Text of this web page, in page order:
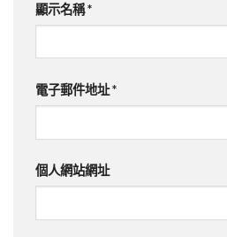
顯示名稱*
電子郵件地址*
個人網站網址